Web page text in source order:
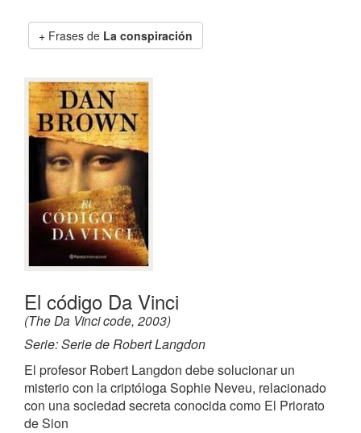
Frases de La conspiración
El código Da Vinci
(The Da Vinci code, 2003)
Serie: Serie de Robert Langdon
El profesor Robert Langdon debe solucionar un
misterio con la criptóloga Sophie Neveu, relacionado
con una sociedad secreta conocida como El Priorato
de Sion